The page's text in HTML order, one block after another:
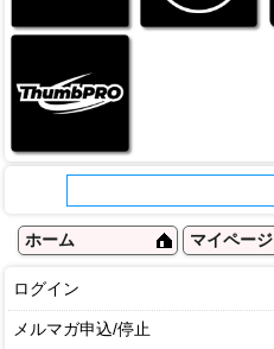
ホーム マイページ
ログイン
メルマガ申込/停止